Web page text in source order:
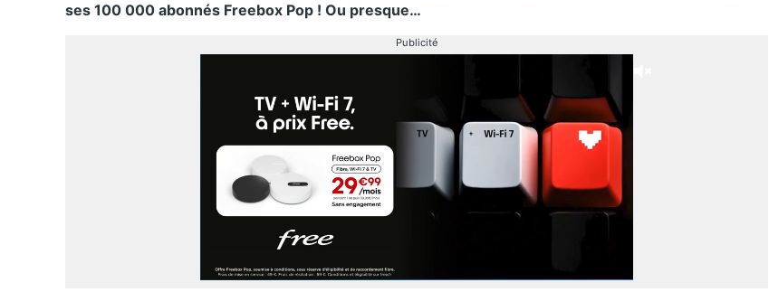
ses 100 000 abonnés Freebox Pop ! Ou presque…
Publicité